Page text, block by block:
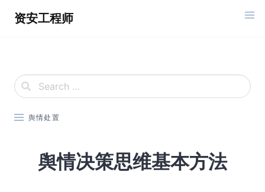
资安工程师
舆情处置
舆情决策思维基本方法